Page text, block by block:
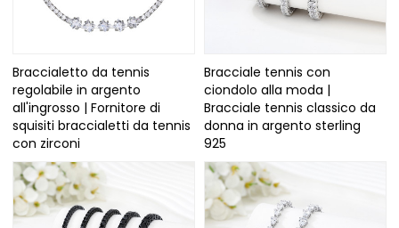
Braccialetto da tennis
regolabile in argento
all'ingrosso | Fornitore di
squisiti braccialetti da tennis
con zirconi
Bracciale tennis con
ciondolo alla moda |
Bracciale tennis classico da
donna in argento sterling
925